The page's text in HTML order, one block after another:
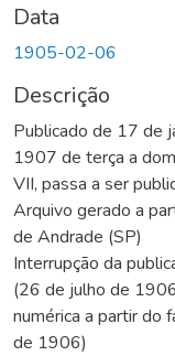
Data
1905-02-06
Descrição
Publicado de 17 de
1907 de terça a
VII, passa a ser
Arquivo gerado a
de Andrade (SP)
Interrupção da
(26 de julho de
numérica a partir do
de 1906)